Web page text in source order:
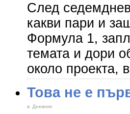
След
какви пари и
Формула 1,
темата и дори
около проекта,
Това не е
в. Дневник